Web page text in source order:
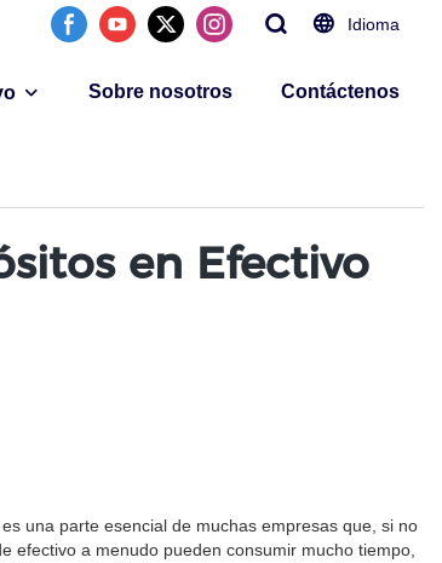
Idioma
Sobre nosotros Contáctenos
en Efectivo
una parte esencial de muchas empresas que, si no
efectivo a menudo pueden consumir mucho tiempo,